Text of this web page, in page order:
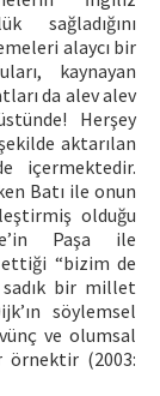
sağladığını
alaycı bir
kaynayan
da alev alev
Herşey
aktarılan
içermektedir.
Batı ile onun
olduğu
Paşa ile
ettiği “bizim de
sadık bir millet
söylemsel
ve olumsal
(2003: